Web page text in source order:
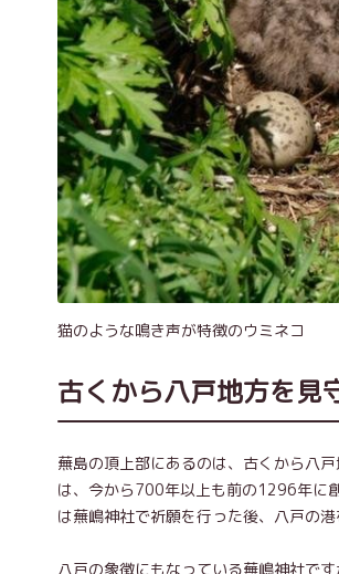
猫のような鳴き声が特徴のウミネコ
古くから八戸地方を見
蕪島の頂上部にあるのは、古くから八
は、今から700年以上も前の1296年に
は蕪嶋神社で祈願を行った後、八戸の港
八戸の象徴にもなっている蕪嶋神社で